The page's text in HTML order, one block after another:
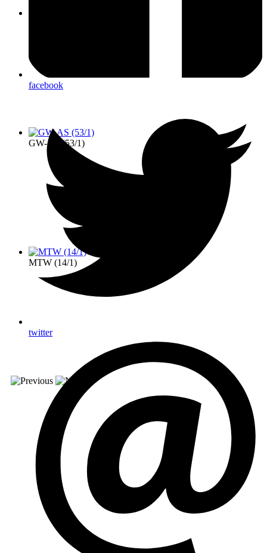
GW-AS (53/1)
MTW (14/1)
facebook
twitter